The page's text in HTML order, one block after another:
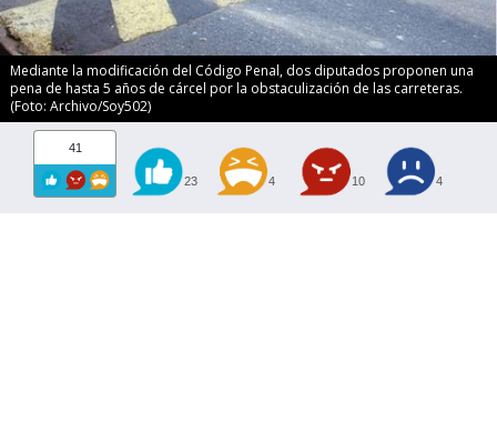
Mediante la modificación del Código Penal, dos diputados proponen una
pena de hasta 5 años de cárcel por la obstaculización de las carreteras.
(Foto: Archivo/Soy502)
41
23 4 10 4